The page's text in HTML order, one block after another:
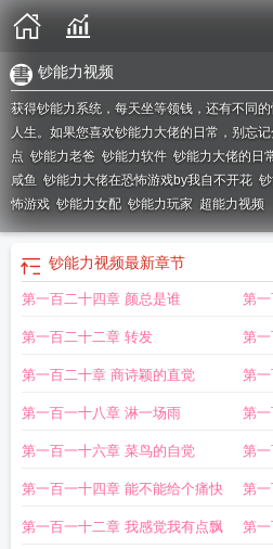
钞能力视频
获得钞能力系统，每天坐等领钱，还有不同
人生。如果您喜欢钞能力大佬的日常，别忘
点 钞能力老爸 钞能力软件 钞能力大佬的日
咸鱼 钞能力大佬在恐怖游戏by我自不开花
怖游戏 钞能力女配 钞能力玩家 超能力视频
钞能力视频最新章节
第一百二十四章 颜总是谁 第
第一百二十二章 转发 第
第一百二十章 商诗颖的直觉 第
第一百一十八章 淋一场雨 第
第一百一十六章 菜鸟的自觉 第
第一百一十四章 能不能给个痛快 第
相悦
第一百一十二章 我感觉我有点飘 第